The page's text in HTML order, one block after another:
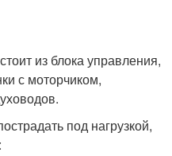
из блока управления,
с моторчиком,
под нагрузкой,